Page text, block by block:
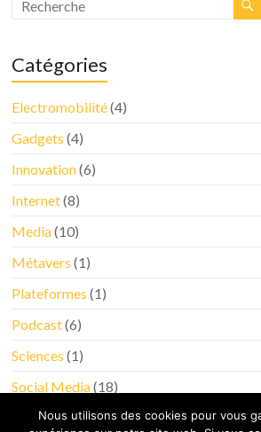
Catégories
Electromobilité(4)
Gadgets (4)
Innovation(6)
Internet(8)
Media(10)
Métavers (1)
Plateformes (1)
Podcast(6)
Sciences (1)
Social Media(18)
Tableau de bord(4)
Nous utilisons des cookies pour vous